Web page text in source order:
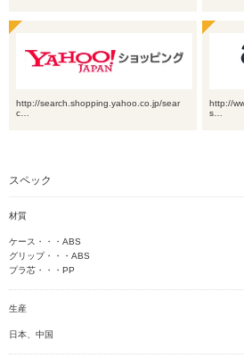
http://search.shopping.yahoo.co.jp/sear
c…
http://
s…
スペック
材質
ケース・・・ABS
グリップ・・・ABS
プラ芯・・・PP
生産
日本、中国